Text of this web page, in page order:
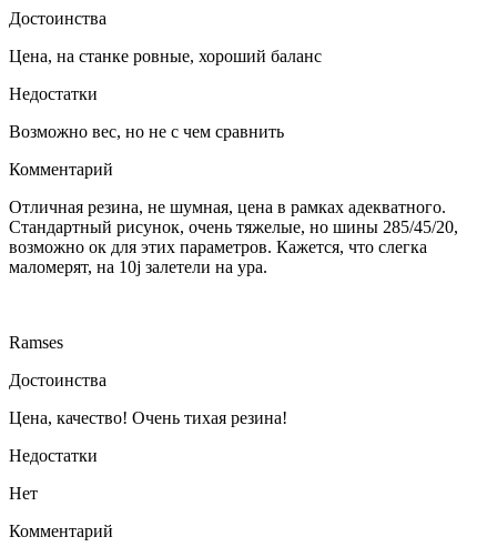
Достоинства
Цена, на станке ровные, хороший баланс
Недостатки
Возможно вес, но не с чем сравнить
Комментарий
Отличная резина, не шумная, цена в рамках адекватного.
Стандартный рисунок, очень тяжелые, но шины 285/45/20,
возможно ок для этих параметров. Кажется, что слегка
маломерят, на 10j залетели на ура.
Ramses
Достоинства
Цена, качество! Очень тихая резина!
Недостатки
Нет
Комментарий